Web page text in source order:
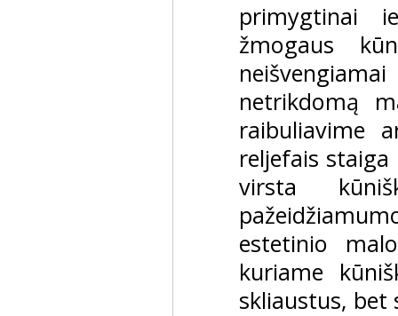
primygtinai
žmogaus
netrikdomą
raibuliavime
reljefais
virsta
estetinio
kuriame
skliaustus, bet